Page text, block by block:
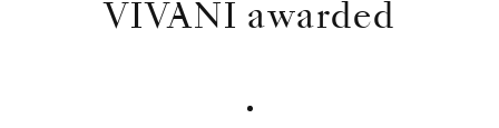
VIVANI awarded